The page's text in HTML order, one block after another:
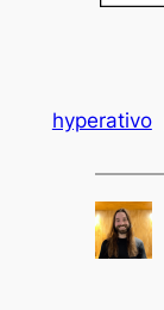
hyperativo